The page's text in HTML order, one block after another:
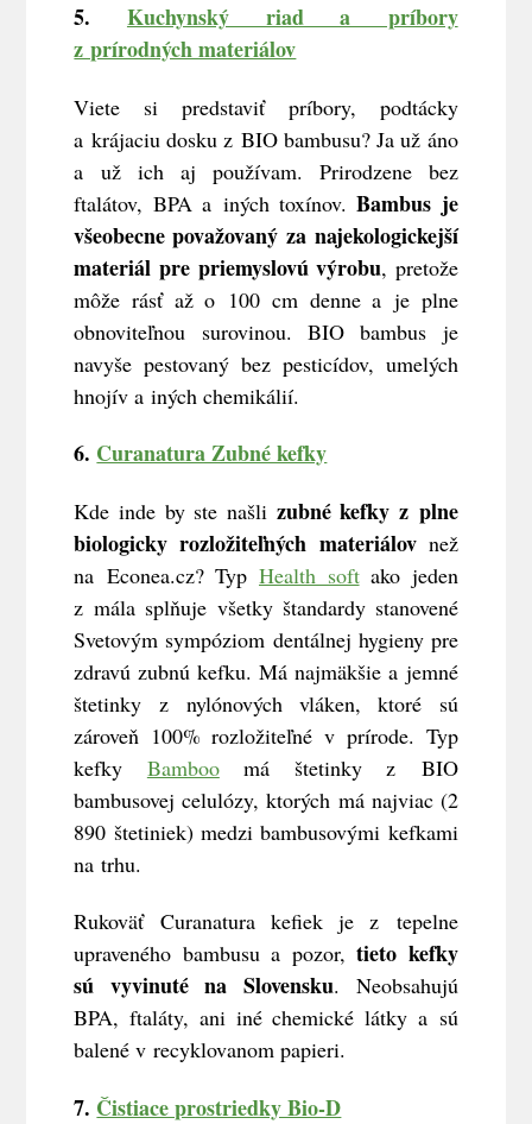
5. Kuchynský riad a príbory
z prírodných materiálov
Viete si predstaviť príbory, podtácky
a krájaciu dosku z BIO bambusu? Ja už áno
a už ich aj používam. Prirodzene bez
ftalátov, BPA a iných toxínov.Bambus je
všeobecne považovaný za najekologickejší
materiál pre priemyslovú výrobu, pretože
môže rásť až o 100 cm denne a je plne
obnoviteľnou surovinou. BIO bambus je
navyše pestovaný bez pesticídov, umelých
hnojív a iných chemikálií.
6. Curanatura Zubné kefky
Kde inde by ste našli zubné kefky z plne
biologicky rozložiteľných materiálovnež
na Econea.cz? Typ Health softako jeden
z mála splňuje všetky štandardy stanovené
Svetovým sympóziom dentálnej hygieny pre
zdravú zubnú kefku. Má najmäkšie a jemné
štetinky z nylónových vláken, ktoré sú
zároveň 100% rozložiteľné v prírode. Typ
kefky Bamboomá štetinky z BIO
bambusovej celulózy, ktorých má najviac (2
890 štetiniek) medzi bambusovými kefkami
na trhu.
Rukoväť Curanatura kefiek je z tepelne
upraveného bambusu a pozor,tieto kefky
sú vyvinuté na Slovensku. Neobsahujú
BPA, ftaláty, ani iné chemické látky a sú
balené v recyklovanom papieri.
7. Čistiace prostriedky Bio-D